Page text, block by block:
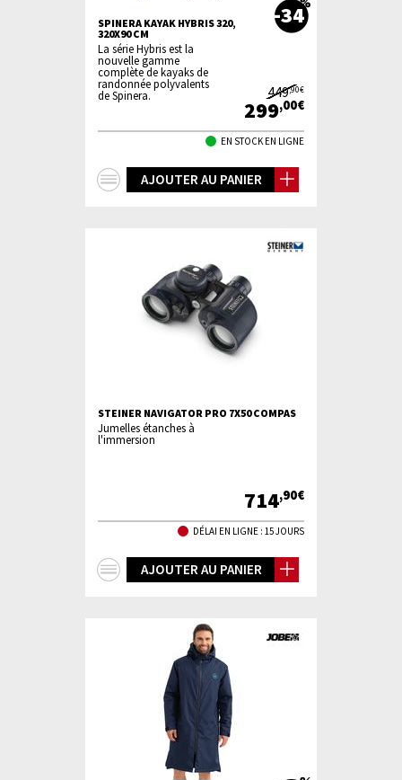
SPINERA KAYAK HYBRIS 320,
320X90 CM
-34
La série Hybris est la
nouvelle gamme
complète de kayaks de
randonnée polyvalents
de Spinera.
449,90€
299,00€
EN STOCK EN LIGNE
AJOUTER AU PANIER
STEINER NAVIGATOR PRO 7X50 COMPAS
Jumelles étanches à
l'immersion
714,90€
DÉLAI EN LIGNE : 15 JOURS
AJOUTER AU PANIER